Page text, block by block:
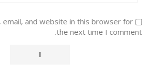
email, and website in this browser for
the next time I comment.